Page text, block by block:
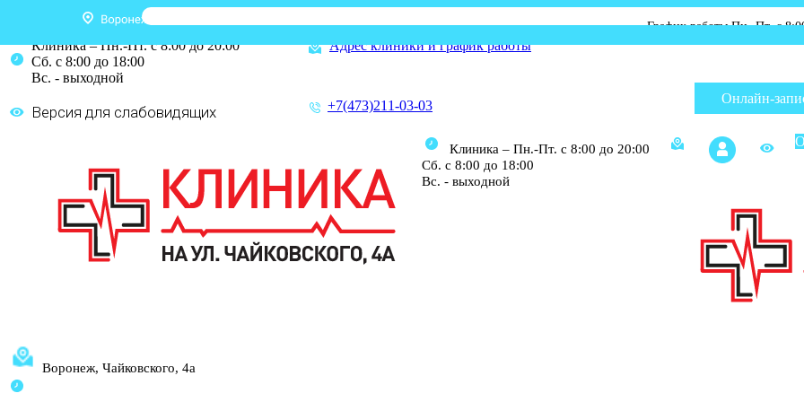
График работы Пн.-Пт. с 8:00 до
Клиника – Пн.-Пт. с 8:00 до 20:00
Сб. с 8:00 до 18:00
Вс. - выходной
Адрес клиники и график работы
Версия для слабовидящих +7(473)211-03-03 Онлайн-
Клиника – Пн.-Пт. с 8:00 до 20:00
Сб. с 8:00 до 18:00
Вс. - выходной
Воронеж, Чайковского, 4а